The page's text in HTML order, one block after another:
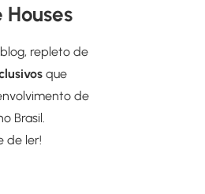
repleto de
que
de
Brasil.
de ler!